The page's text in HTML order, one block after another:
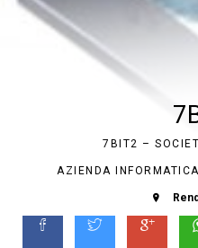
7BIT2 –
AZIENDA